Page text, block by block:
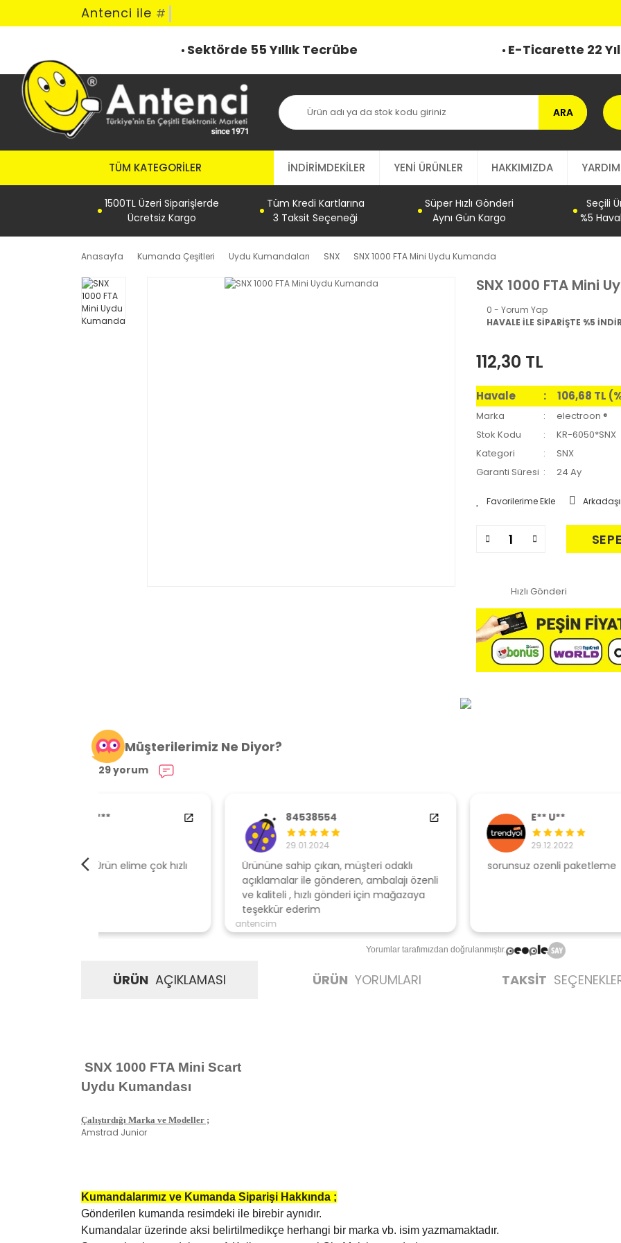
Antenci ile #
Sektörde 55 Yıllık Tecrübe E-Ticarette 22
ARA
TÜM KATEGORILER İNDİRİMDEKİLER YENİ ÜRÜNLER HAKKIMIZDA YARDIM
1500TL Üzeri Siparişlerde
Ücretsiz Kargo
Tüm Kredi Kartlarına
3 Taksit Seçeneği
Süper Hızlı Gönderi
Aynı Gün Kargo
Seçili
%5
Anasayfa Kumanda Çeşitleri Uydu Kumandaları SNX SNX 1000 FTA Mini Uydu Kumanda
SNX 1000 FTA Mini
0 - Yorum Yap
HAVALE İLE SİPARİŞTE %5
112,30 TL
Havale 106,68 TL
Marka
electroon ®
Stok Kodu
KR-6050*SNX
Kategori
SNX
Garanti Süresi
24 Ay
Hızlı Gönderi
Müşterilerimiz Ne Diyor?
29 yorum
84538554
Ürününe sahip çıkan, müşteri odaklı
açıklamalar ile gönderen, ambalajı özenli
ve kaliteli , hızlı gönderi için mağazaya
E** U**
sorunsuz ozenli paketleme
Yorumlar tarafımızdan doğrulanmıştır.
ÜRÜN AÇIKLAMASI ÜRÜN YORUMLARI TAKSİT
SNX 1000 FTA Mini Scart
Uydu Kumandası
Çalıştırdığı Marka ve Modeller ;
Amstrad Junior
Kumandalarımız ve Kumanda Siparişi Hakkında ;
Gönderilen kumanda resimdeki ile birebir aynıdır.
Kumandalar üzerinde aksi belirtilmedikçe herhangi bir marka vb. isim yazmamaktadır.